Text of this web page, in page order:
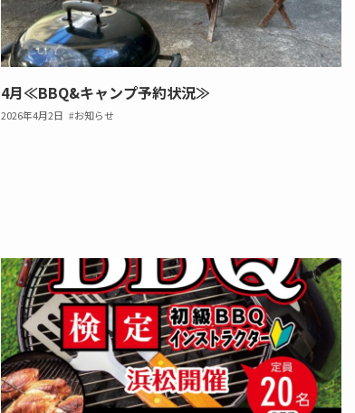
4月≪BBQ&キャンプ予約状況≫
2026年4月2日 お知らせ